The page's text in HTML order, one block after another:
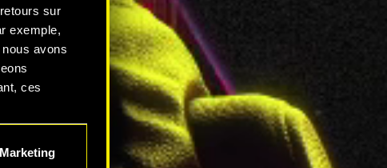
sur
exemple,
avons
ces
et
Marketing